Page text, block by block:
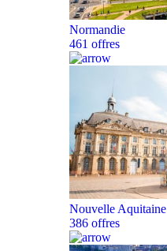
Normandie
461 offres
Nouvelle Aquitaine
386 offres